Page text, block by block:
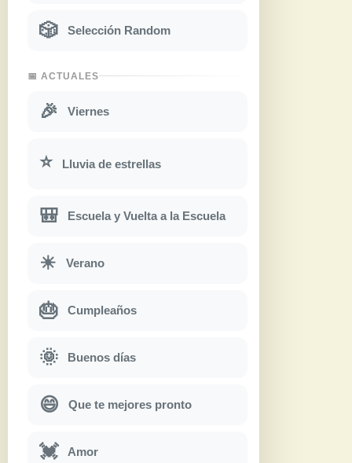
🎲 Selección Random
📅 ACTUALES
🎉 Viernes
⭐ Lluvia de estrellas
🎒 Escuela y Vuelta a la Escuela
☀ Verano
🎂 Cumpleaños
🌞 Buenos días
😄 Que te mejores pronto
💓 Amor